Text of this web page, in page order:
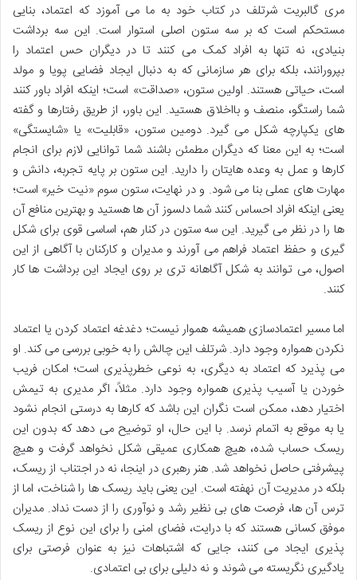
مری گالبریت شرتلف در کتاب خود به ما می آموزد که اعتماد، بنایی
مستحکم است که بر سه ستون اصلی استوار است. این سه برداشت
بنیادی، نه تنها به افراد کمک می کنند تا در دیگران حس اعتماد را
بپرورانند، بلکه برای هر سازمانی که به دنبال ایجاد فضایی پویا و مولد
است، حیاتی هستند. اولین ستون، «صداقت» است؛ اینکه افراد باور کنند
شما راستگو، منصف و بااخلاق هستید. این باور، از طریق رفتارها و گفته
های یکپارچه شکل می گیرد. دومین ستون، «قابلیت» یا «شایستگی»
است؛ به این معنا که دیگران مطمئن باشند شما توانایی لازم برای انجام
کارها و عمل به وعده هایتان را دارید. این ستون بر پایه تجربه، دانش و
مهارت های عملی بنا می شود. و در نهایت، ستون سوم «نیت خیر» است؛
یعنی اینکه افراد احساس کنند شما دلسوز آن ها هستید و بهترین منافع آن
ها را در نظر می گیرید. این سه ستون در کنار هم، اساسی قوی برای شکل
گیری و حفظ اعتماد فراهم می آورند و مدیران و کارکنان با آگاهی از این
اصول، می توانند به شکل آگاهانه تری بر روی ایجاد این برداشت ها کار
کنند.
اما مسیر اعتمادسازی همیشه هموار نیست؛ دغدغه اعتماد کردن یا اعتماد
نکردن همواره وجود دارد. شرتلف این چالش را به خوبی بررسی می کند. او
می پذیرد که اعتماد به دیگری، به نوعی خطرپذیری است؛ امکان فریب
خوردن یا آسیب پذیری همواره وجود دارد. مثلاً، اگر مدیری به تیمش
اختیار دهد، ممکن است نگران این باشد که کارها به درستی انجام نشود
یا به موقع به اتمام نرسد. با این حال، او توضیح می دهد که بدون این
ریسک حساب شده، هیچ همکاری عمیقی شکل نخواهد گرفت و هیچ
پیشرفتی حاصل نخواهد شد. هنر رهبری در اینجا، نه در اجتناب از ریسک،
بلکه در مدیریت آن نهفته است. این یعنی باید ریسک ها را شناخت، اما از
ترس آن ها، فرصت های بی نظیر رشد و نوآوری را از دست نداد. مدیران
موفق کسانی هستند که با درایت، فضای امنی را برای این نوع از ریسک
پذیری ایجاد می کنند، جایی که اشتباهات نیز به عنوان فرصتی برای
یادگیری نگریسته می شوند و نه دلیلی برای بی اعتمادی.